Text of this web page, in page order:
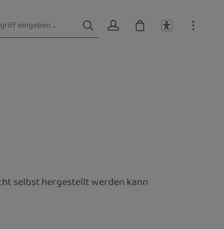
selbst hergestellt werden kann